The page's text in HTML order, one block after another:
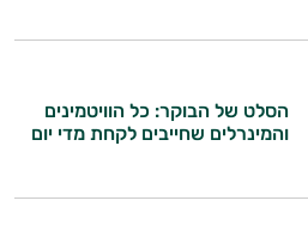
הסלט של הבוקר: כל הוויטמינים
והמינרלים שחייבים לקחת מדי יום